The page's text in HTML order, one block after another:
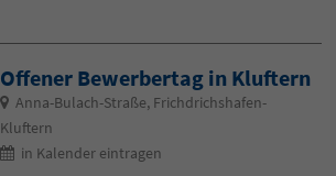
Offener Bewerbertag in Kluftern
Anna-Bulach-Straße, Frichdrichshafen-
Kluftern
in Kalender eintragen